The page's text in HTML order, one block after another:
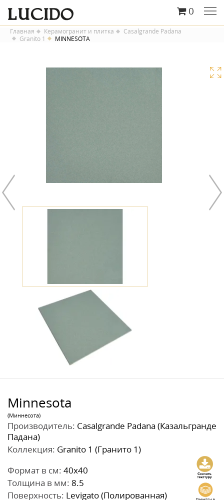
0
Главная Керамогранит и плитка
Casalgrande Padana
Granito 1
MINNESOTA
Minnesota
(Миннесота)
Производитель: Casalgrande Padana (Казальгранде
Падана)
Коллекция: Granito 1 (Гранито 1)
Формат в см: 40x40
Толщина в мм: 8.5
Поверхность: Levigato (Полированная)